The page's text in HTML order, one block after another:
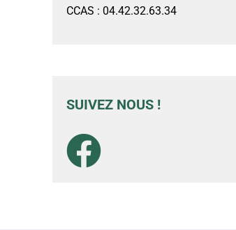
CCAS : 04.42.32.63.34
SUIVEZ NOUS !